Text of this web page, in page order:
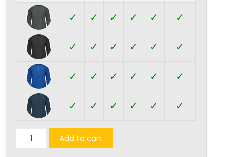
✓ ✓ ✓ ✓ ✓ ✓
✓ ✓ ✓ ✓ ✓ ✓
✓ ✓ ✓ ✓ ✓ ✓
✓ ✓ ✓ ✓ ✓ ✓
Pacifica
Anorakk
Add to cart